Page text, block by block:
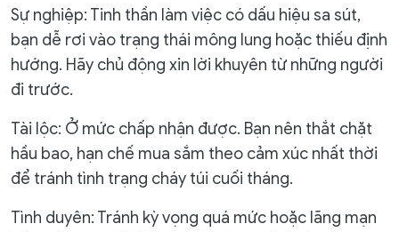
Sự nghiệp: Tinh thần làm việc có dấu hiệu sa sút,
bạn dễ rơi vào trạng thái mông lung hoặc thiếu định
hướng. Hãy chủ động xin lời khuyên từ những người
đi trước.
Tài lộc: Ở mức chấp nhận được. Bạn nên thắt chặt
hầu bao, hạn chế mua sắm theo cảm xúc nhất thời
để tránh tình trạng cháy túi cuối tháng.
Tình duyên: Tránh kỳ vọng quá mức hoặc lãng mạn